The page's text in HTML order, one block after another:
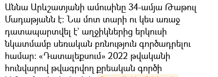
Աննա Արևշատյանի ամուսինը 34-ամյա Թաթուլ
Մադաթյանն է։ Նա մոտ տարի ու կես առաջ
դատապարտվել է` աղջիկներից երկուսի
նկատմամբ սեռական բռնություն գործադրելու
համար։ «Դատալեքսում» 2022 թվականի
հունվարով թվագրվող քրեական գործի